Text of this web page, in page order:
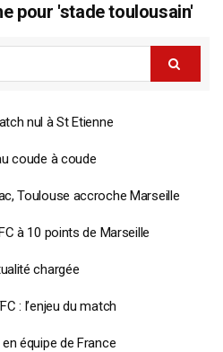
pour 'stade toulousain'
nul à St Etienne
coude à coude
Toulouse accroche Marseille
à 10 points de Marseille
chargée
: l’enjeu du match
équipe de France